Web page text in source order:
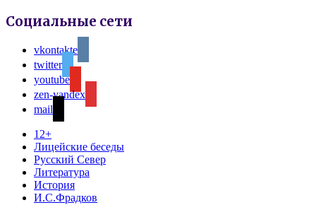
Социальные сети
vkontakte
twitter
youtube
zen-yandex
mail
12+
Лицейские беседы
Русский Север
Литература
История
И.С.Фрадков